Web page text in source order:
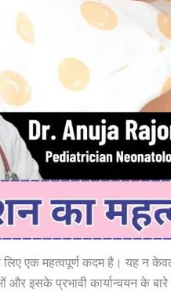
एक महत्वपूर्ण कदम है। यह न
और इसके प्रभावी कार्यान्वयन के बारे